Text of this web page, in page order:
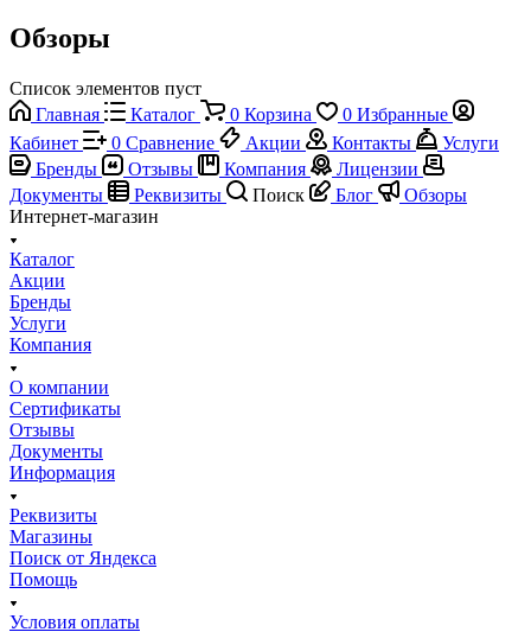
Обзоры
Список элементов пуст
Главная
Каталог 0 Корзина 0 Избранные
Кабинет
0 Сравнение Акции Контакты
Услуги
Бренды
Отзывы Компания
Лицензии
Документы
Реквизиты Поиск Блог
Обзоры
Интернет-магазин
Каталог
Акции
Бренды
Услуги
Компания
О компании
Сертификаты
Отзывы
Документы
Информация
Реквизиты
Магазины
Поиск от Яндекса
Помощь
Условия оплаты